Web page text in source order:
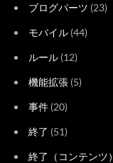
ブログパーツ (23)
モバイル (44)
ルール (12)
機能拡張 (5)
事件 (20)
終了 (51)
終了（コンテンツ）